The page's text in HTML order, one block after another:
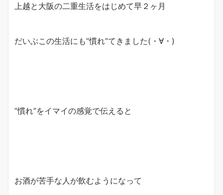
上越と大阪の二重生活をはじめて早２ヶ月
だいぶこの生活にも”慣れ”てきました(・∀・)
”慣れ”をイマイの感覚で伝えると
お酒が苦手な人が飲むようになって